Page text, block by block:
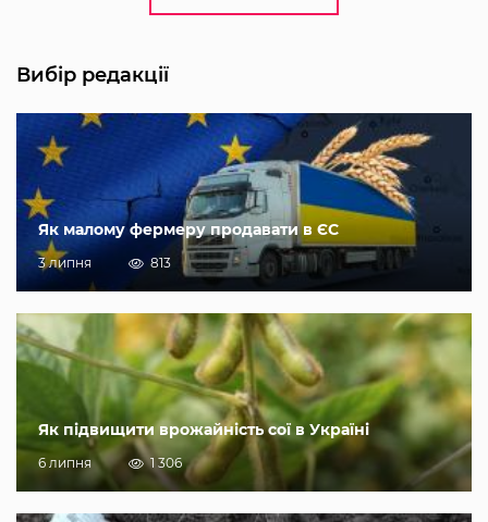
Вибір редакції
Як малому фермеру продавати в ЄС
3 липня 813
Як підвищити врожайність сої в Україні
6 липня 1 306